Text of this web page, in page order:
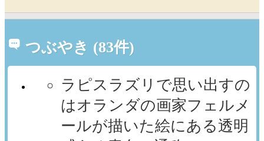
つぶやき (83件)
ラピスラズリで思い出すの
はオランダの画家フェルメ
ールが描いた絵にある透明